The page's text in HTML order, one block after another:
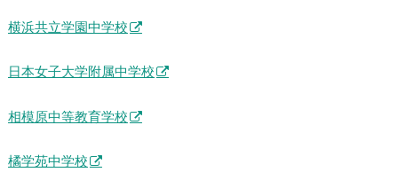
横浜共立学園中学校
日本女子大学附属中学校
相模原中等教育学校
橘学苑中学校